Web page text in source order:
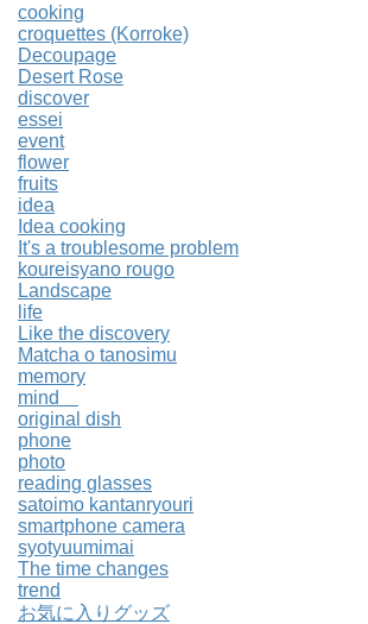
cooking
croquettes (Korroke)
Decoupage
Desert Rose
discover
essei
event
flower
fruits
idea
Idea cooking
It's a troublesome problem
koureisyano rougo
Landscape
life
Like the discovery
Matcha o tanosimu
memory
mind
original dish
phone
photo
reading glasses
satoimo kantanryouri
smartphone camera
syotyuumimai
The time changes
trend
お気に入りグッズ